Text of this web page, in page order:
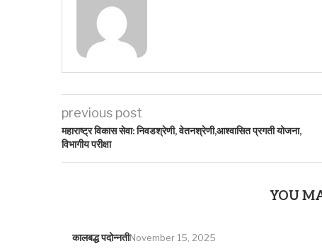
previous post
महाराष्ट्र विकास सेवा: निवडश्रेणी, वेतनश्रेणी,आश्वासित प्रगती योजना,
विभागीय परीक्षा
YOU
कालबद्ध पदोन्नतीNovember 15, 2025